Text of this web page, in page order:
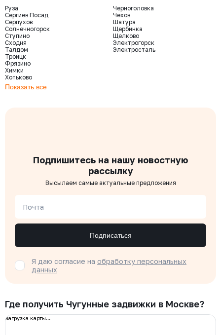
Руза
Сергиев Посад
Серпухов
Солнечногорск
Ступино
Сходня
Талдом
Троицк
Фрязино
Химки
Хотьково
Черноголовка
Чехов
Шатура
Щербинка
Щелково
Электрогорск
Электросталь
Показать все
Подпишитесь на нашу новостную
рассылку
Высылаем самые актуальные предложения
Почта
Подписаться
Я даю согласие на обработку персональных
данных
Где получить Чугунные задвижки в Москве?
загрузка карты...